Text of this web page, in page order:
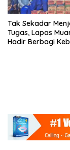
Tak Sekadar
Tugas, Lapas
Hadir Berbagi